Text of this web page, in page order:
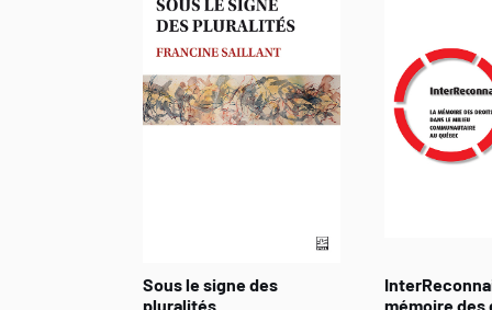
Sous le signe des
pluralités
mémoire des